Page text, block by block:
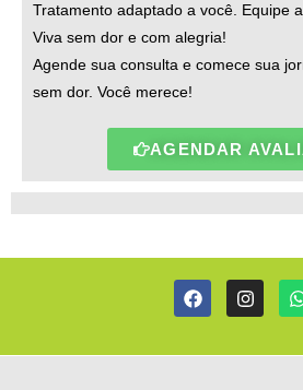
Tratamento adaptado a você. Equipe
Viva sem dor e com alegria!
Agende sua consulta e comece sua
sem dor. Você merece!
AGENDAR